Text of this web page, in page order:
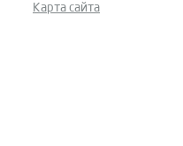
Карта сайта